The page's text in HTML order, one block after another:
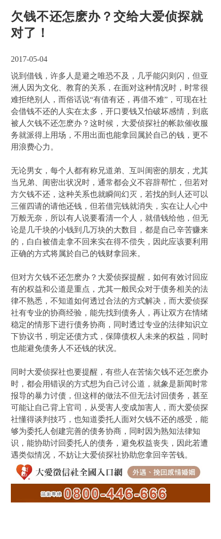
欠钱不还怎麽办？交给大爱侦探就
对了！
2017-05-04
说到借钱，许多人是避之唯恐不及，几乎能闪则闪，但亚
洲人因为文化、教育的关系，在面对这种情况时，时常很
难拒绝别人，而俗话说“有借有还，再借不难”，可现在社
会借钱不还的人实在太多，开口要钱又怕破坏感情，到底
被人欠钱不还怎麽办？这时候，大爱侦探社的帐款催收服
务就派得上用场，不用出面也能拿回属於自己的钱，更不
用浪费心力。
无论男女，每个人都有称兄道弟、互叫闺密的朋友，尤其
当兄弟、闺密出状况时，通常都会义不容辞帮忙，但若对
方欠钱不还，这种关系也就瞬间幻灭，若找的到人还可以
三催四请的请他还钱，但若借完钱就消失，实在让人心中
万般无奈，所以有人说要看清一个人，就借钱给他，但无
论是几千块的小钱到几万块的大数目，都是自己辛苦赚来
的，白白被借走拿不回来实在得不偿失，因此应该要利用
正确的方式将属於自己的钱财拿回来。
但对方欠钱不还怎麽办？大爱侦探提醒，如何有效讨回应
有的权益和公道是重点，尤其一般民众对于债务相关的法
律不熟悉，不知道如何透过合法的方式解决，而大爱侦探
社有专业的协商经验，能先找到债务人，再让双方在情绪
稳定的情形下进行债务协商，同时透过专业的法律知识立
下协议书，明定还债方式，保障债权人未来的权益，同时
也能避免债务人不还钱的状况。
同时大爱侦探社也要提醒，有些人在苦恼欠钱不还怎麽办
时，都会用错误的方式想为自己讨公道，就象是新闻时常
报导的暴力讨债，但这样的做法不但无法讨回债务，甚至
可能让自己背上官司，从受害人变成加害人，而大爱侦探
社懂得谈判技巧，也知道委托人面对欠钱不还的感受，能
够为委托人创建完善的债务协商，同时因为熟知法律知
识，能协助讨回委托人的债务，避免权益丧失，因此若遭
遇类似情况，不妨让大爱侦探社协助您拿回辛苦钱。